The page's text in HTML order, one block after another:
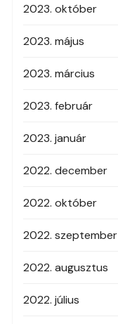
2023. október
2023. május
2023. március
2023. február
2023. január
2022. december
2022. október
2022. szeptember
2022. augusztus
2022. július